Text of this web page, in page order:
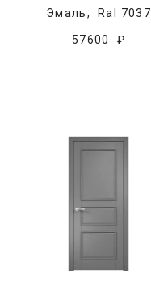
Эмаль, Ral 7037
57600 ₽